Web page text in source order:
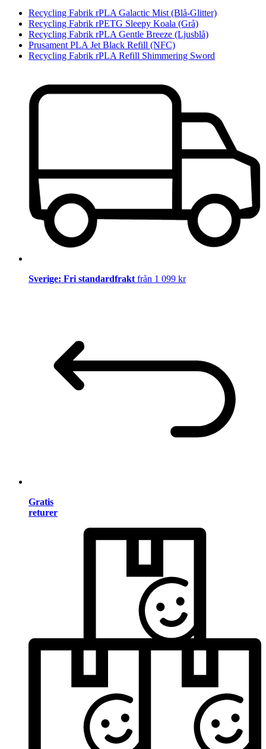
Recycling Fabrik rPLA Galactic Mist (Blå-Glitter)
Recycling Fabrik rPETG Sleepy Koala (Grå)
Recycling Fabrik rPLA Gentle Breeze (Ljusblå)
Prusament PLA Jet Black Refill (NFC)
Recycling Fabrik rPLA Refill Shimmering Sword
Sverige: Fri standardfrakt från 1 099 kr
Gratis
returer